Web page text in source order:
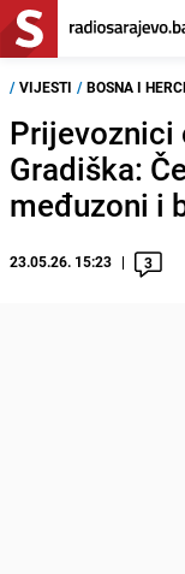
/ VIJESTI / BOSNA I
Prijevoznici
Gradiška:
međuzoni i
23.05.26. 15:23 3